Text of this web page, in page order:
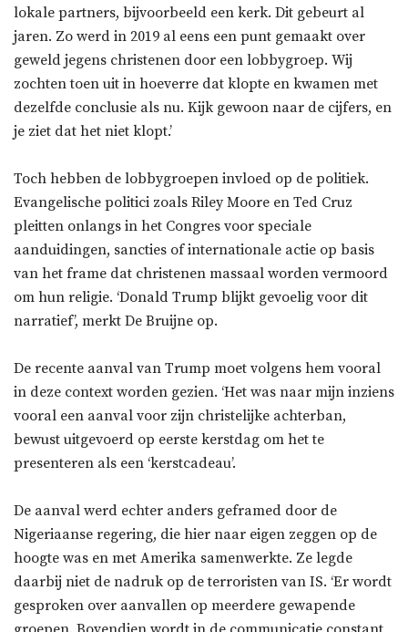
lokale partners, bijvoorbeeld een kerk. Dit gebeurt al
jaren. Zo werd in 2019 al eens een punt gemaakt over
geweld jegens christenen door een lobbygroep. Wij
zochten toen uit in hoeverre dat klopte en kwamen met
dezelfde conclusie als nu. Kijk gewoon naar de cijfers, en
je ziet dat het niet klopt.’
Toch hebben de lobbygroepen invloed op de politiek.
Evangelische politici zoals Riley Moore en Ted Cruz
pleitten onlangs in het Congres voor speciale
aanduidingen, sancties of internationale actie op basis
van het frame dat christenen massaal worden vermoord
om hun religie. ‘Donald Trump blijkt gevoelig voor dit
narratief’, merkt De Bruijne op.
De recente aanval van Trump moet volgens hem vooral
in deze context worden gezien. ‘Het was naar mijn inziens
vooral een aanval voor zijn christelijke achterban,
bewust uitgevoerd op eerste kerstdag om het te
presenteren als een ‘kerstcadeau’.
De aanval werd echter anders geframed door de
Nigeriaanse regering, die hier naar eigen zeggen op de
hoogte was en met Amerika samenwerkte. Ze legde
daarbij niet de nadruk op de terroristen van IS. ‘Er wordt
gesproken over aanvallen op meerdere gewapende